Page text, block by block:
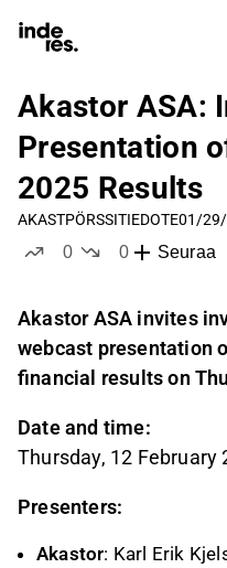
Akastor ASA:
Presentation
2025 Results
AKASTPÖRSSITIEDOTE01/29/
0
0
Seuraa
Akastor ASA invites
webcast presentation
financial results on
Date and time:
Thursday, 12 February
Presenters:
Akastor: Karl Erik